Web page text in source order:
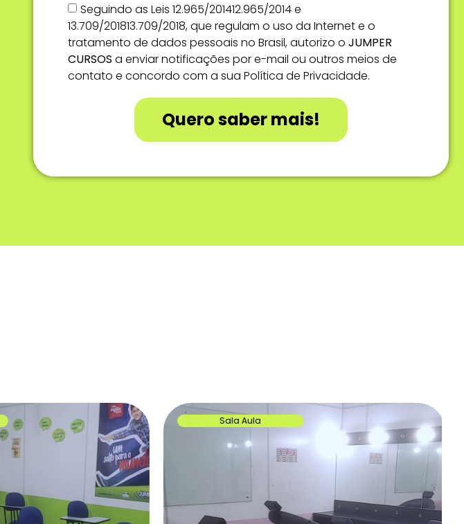
Seguindo as Leis 12.965/201412.965/2014 e
13.709/201813.709/2018, que regulam o uso da Internet e o
tratamento de dados pessoais no Brasil, autorizo o JUMPER
CURSOS a enviar notificações por e-mail ou outros meios de
contato e concordo com a sua Política de Privacidade.
Quero saber mais!
Sala Aula